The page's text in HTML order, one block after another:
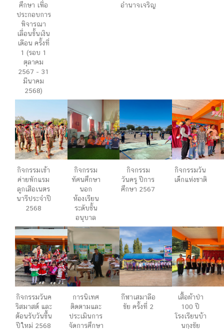
ศึกษา เพื่อ
ประกอบการ
พิจารณา
เลื่อนขั้นเงิน
เดือน ครั้งที่
1 (รอบ 1
ตุลาคม
2567 - 31
มีนาคม
2568)
อำนาจเจริญ
กิจกรรมเข้า
ค่ายพักแรม
ลูกเสือเนตร
นารีประจำปี
2568
กิจกรรม
ทัศนศึกษา
นอก
ห้องเรียน
ระดับชั้น
อนุบาล
กิจกรรม
วันครู ปีการ
ศึกษา 2567
กิจกรรมวัน
เด็กแห่งชาติ
กิจกรรมวันค
ริสมาสต์ และ
ต้อนรับวันขึ้น
ปีใหม่ 2568
การนิเทศ
ติดตามและ
ประเมินการ
จัดการศึกษา
กีฬาเสมาลือ
ชัย ครั้งที่ 2
เสื้อผ้าป่า
100 ปี
โรงเรียนบ้า
นกุงชัย